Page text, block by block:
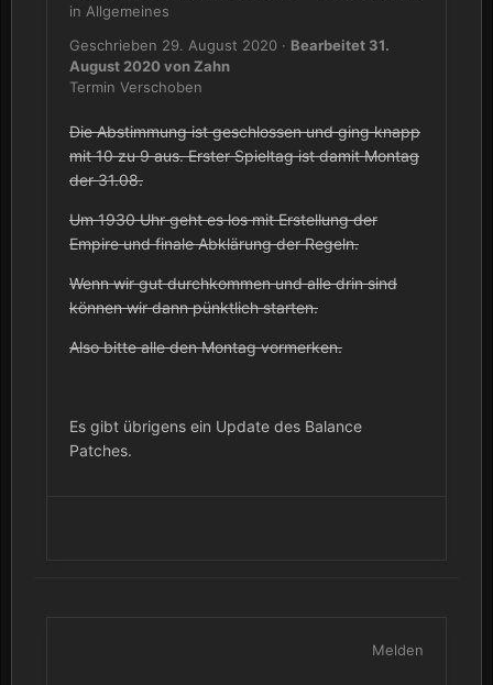
in Allgemeines
Geschrieben 29. August 2020 · Bearbeitet 31.
August 2020von Zahn
Termin Verschoben
Die Abstimmung ist geschlossen und ging knapp
mit 10 zu 9 aus. Erster Spieltag ist damit Montag
der 31.08.
Um 1930 Uhr geht es los mit Erstellung der
Empire und finale Abklärung der Regeln.
Wenn wir gut durchkommen und alle drin sind
können wir dann pünktlich starten.
Also bitte alle den Montag vormerken.
Es gibt übrigens ein Update des Balance
Patches.
Melden